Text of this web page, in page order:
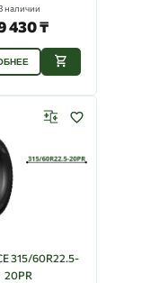
наличии
430 ₸
315/60R22.5-
20PR